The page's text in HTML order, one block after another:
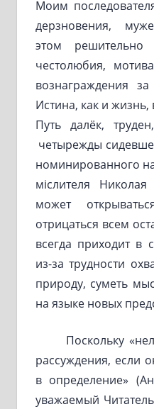
Моим
дерзновения,
этом решительно
честолюбия,
вознаграждения
Истина, как и
Путь далёк,
четырежды
номинированного
міслителя
может
отрицаться всем
всегда приходит в
из-за трудности
природу, суметь
на языке новых
Поскольку
рассуждения, если
в определение»
уважаемый